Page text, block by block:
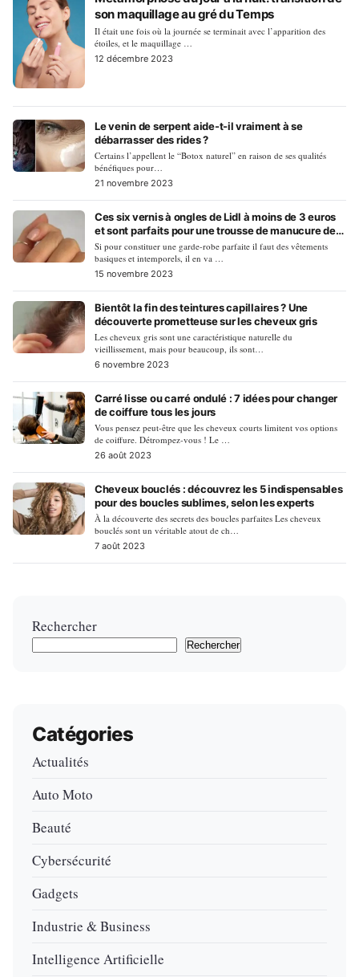
son maquillage au gré du Temps
Il était une fois où la journée se terminait avec l’apparition des
étoiles, et le maquillage …
12 décembre 2023
Le venin de serpent aide-t-il vraiment à se
débarrasser des rides ?
Certains l’appellent le “Botox naturel” en raison de ses qualités
bénéfiques pour…
21 novembre 2023
Ces six vernis à ongles de Lidl à moins de 3 euros
et sont parfaits pour une trousse de manucure de
base
Si pour constituer une garde-robe parfaite il faut des vêtements
basiques et intemporels, il en va …
15 novembre 2023
Bientôt la fin des teintures capillaires ? Une
découverte prometteuse sur les cheveux gris
Les cheveux gris sont une caractéristique naturelle du
vieillissement, mais pour beaucoup, ils sont…
6 novembre 2023
Carré lisse ou carré ondulé : 7 idées pour changer
de coiffure tous les jours
Vous pensez peut-être que les cheveux courts limitent vos options
de coiffure. Détrompez-vous ! Le …
26 août 2023
Cheveux bouclés : découvrez les 5 indispensables
pour des boucles sublimes, selon les experts
À la découverte des secrets des boucles parfaites Les cheveux
bouclés sont un véritable atout de ch…
7 août 2023
Rechercher
Rechercher
Catégories
Actualités
Auto Moto
Beauté
Cybersécurité
Gadgets
Industrie & Business
Intelligence Artificielle